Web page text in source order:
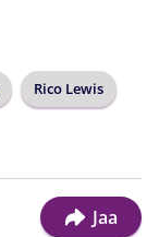
Rico Lewis
Jaa